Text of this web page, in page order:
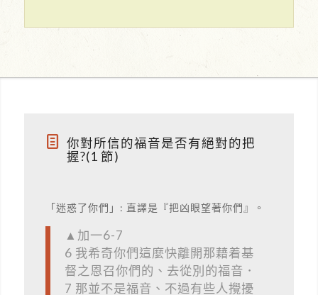
你對所信的福音是否有絕對的把
握?(1 節)
「迷惑了你們」: 直譯是『把凶眼望著你們』。
▲加一6-7
6 我希奇你們這麼快離開那藉着基
督之恩召你們的、去從別的福音．
7 那並不是福音、不過有些人攪擾